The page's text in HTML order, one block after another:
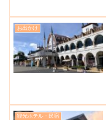
お出かけ
観光ホテル・民宿